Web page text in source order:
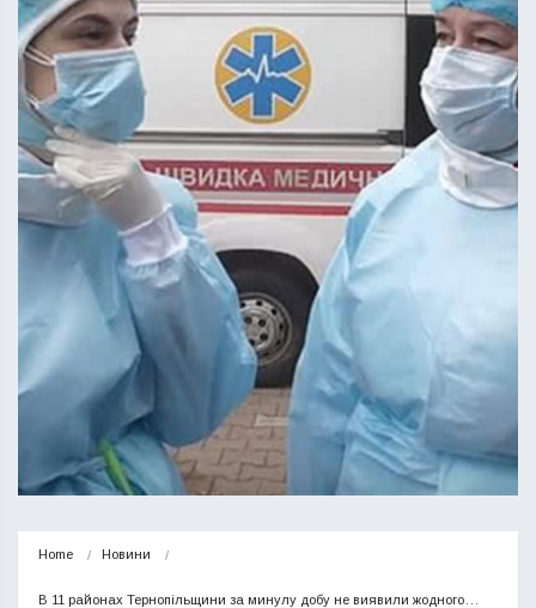
Home Новини
В 11 районах Тернопільщини за минулу добу не виявили жодного…